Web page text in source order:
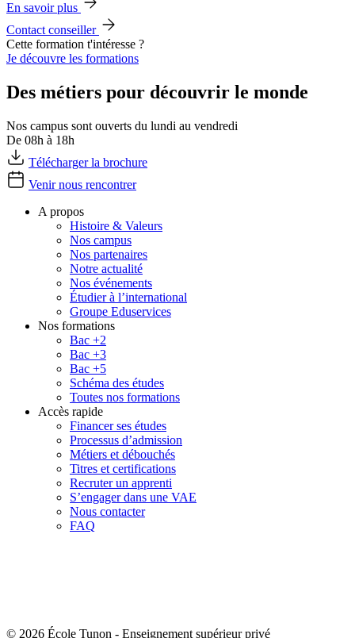
En savoir plus
Contact conseiller
Cette formation t'intéresse ?
Je découvre les formations
Des métiers pour découvrir le monde
Nos campus sont ouverts du lundi au vendredi
De 08h à 18h
Télécharger la brochure
Venir nous rencontrer
A propos
Histoire & Valeurs
Nos campus
Nos partenaires
Notre actualité
Nos événements
Étudier à l’international
Groupe Eduservices
Nos formations
Bac +2
Bac +3
Bac +5
Schéma des études
Toutes nos formations
Accès rapide
Financer ses études
Processus d’admission
Métiers et débouchés
Titres et certifications
Recruter un apprenti
S’engager dans une VAE
Nous contacter
FAQ
© 2026 École Tunon - Enseignement supérieur privé